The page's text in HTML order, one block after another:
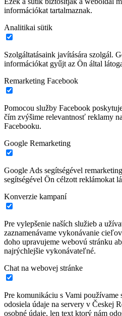
információkat tartalmaznak.
Analitikai sütik
Szolgáltatásaink javítására szolgál.
információkat gyűjt az Ön által
Remarketing Facebook
Pomocou služby Facebook
čím zvýšime relevantnosť reklamy
Facebooku.
Google Remarketing
Google Ads segítségével
segítségével Ön célzott reklámokat
Konverzie kampaní
Pre vylepšenie naších služieb a
zaznamenávame vykonávanie
doho upravujeme webovú stránku
najrýchlejšie vykonávateľné.
Chat na webovej stránke
Pre komunikáciu s Vami používame
odosiela údaje na servery v Českej
osobné údaje, len text ktorý nám